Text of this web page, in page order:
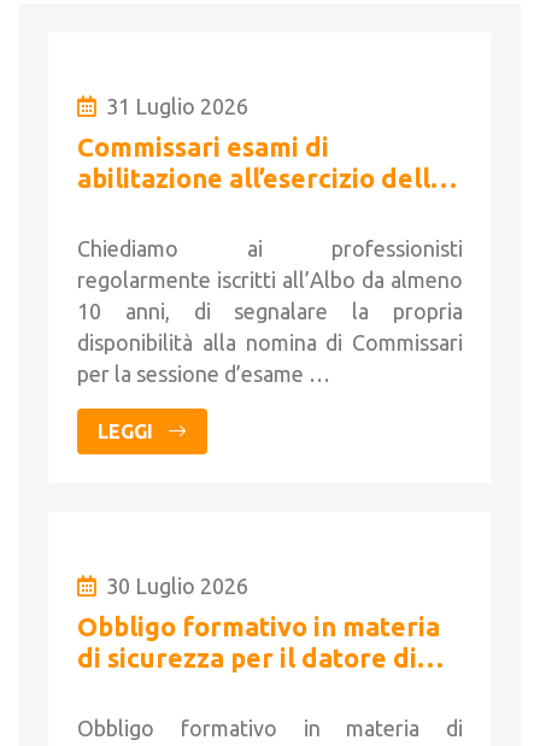
31 Luglio 2026
Commissari esami di
abilitazione all’esercizio della
- Sessione 2026
Chiediamo ai professionisti
regolarmente iscritti all’Albo da almeno
10 anni, di segnalare la propria
disponibilità alla nomina di Commissari
per la sessione d’esame …
LEGGI
30 Luglio 2026
Obbligo formativo in materia
di sicurezza per il datore di
Geometri
Obbligo formativo in materia di